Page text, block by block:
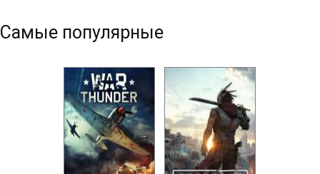
Самые популярные